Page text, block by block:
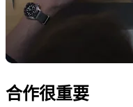
合作很重要